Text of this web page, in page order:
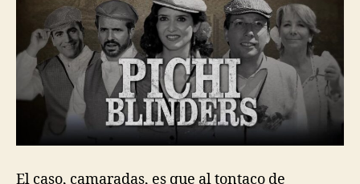
El caso, camaradas, es que al tontaco de